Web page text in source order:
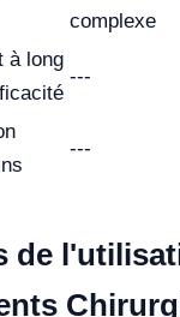
complexe
à long
---
---
de